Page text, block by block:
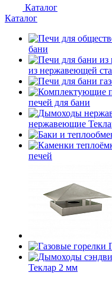
Каталог
Каталог
бани
из нержавеющей
печей для бани
нержавеющие
печей
Теклар 2 мм